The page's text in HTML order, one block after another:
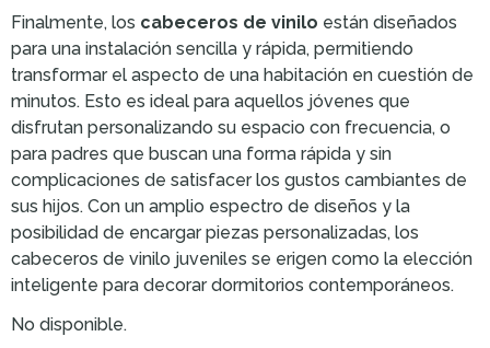
Finalmente, los cabeceros de vinilo están diseñados
para una instalación sencilla y rápida, permitiendo
transformar el aspecto de una habitación en cuestión de
minutos. Esto es ideal para aquellos jóvenes que
disfrutan personalizando su espacio con frecuencia, o
para padres que buscan una forma rápida y sin
complicaciones de satisfacer los gustos cambiantes de
sus hijos. Con un amplio espectro de diseños y la
posibilidad de encargar piezas personalizadas, los
cabeceros de vinilo juveniles se erigen como la elección
inteligente para decorar dormitorios contemporáneos.
No disponible.